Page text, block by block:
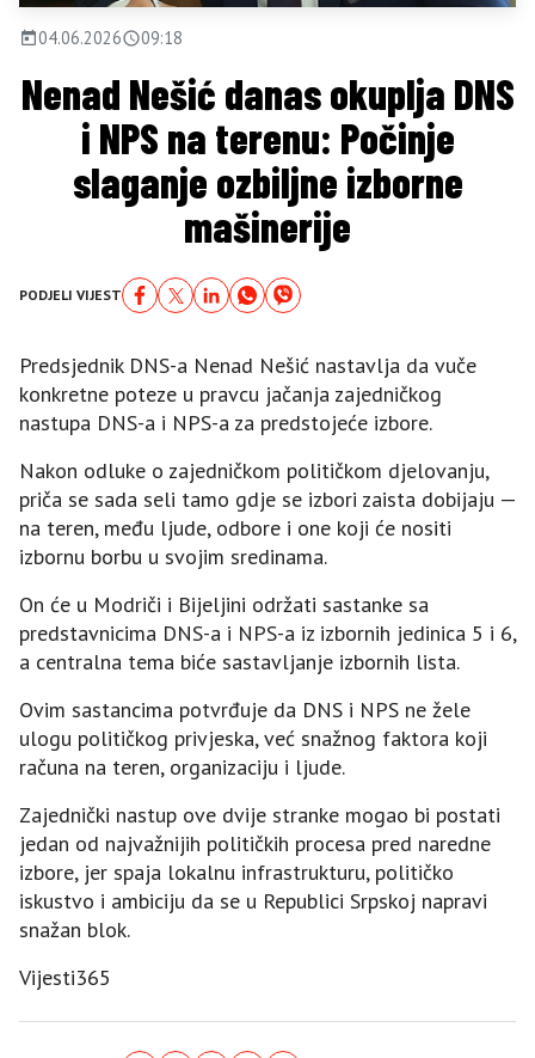
04.06.2026 09:18
Nenad Nešić danas okuplja DNS
i NPS na terenu: Počinje
slaganje ozbiljne izborne
mašinerije
PODJELI VIJEST
Predsjednik DNS-a Nenad Nešić nastavlja da vuče
konkretne poteze u pravcu jačanja zajedničkog
nastupa DNS-a i NPS-a za predstojeće izbore.
Nakon odluke o zajedničkom političkom djelovanju,
priča se sada seli tamo gdje se izbori zaista dobijaju —
na teren, među ljude, odbore i one koji će nositi
izbornu borbu u svojim sredinama.
On će u Modriči i Bijeljini održati sastanke sa
predstavnicima DNS-a i NPS-a iz izbornih jedinica 5 i 6,
a centralna tema biće sastavljanje izbornih lista.
Ovim sastancima potvrđuje da DNS i NPS ne žele
ulogu političkog privjeska, već snažnog faktora koji
računa na teren, organizaciju i ljude.
Zajednički nastup ove dvije stranke mogao bi postati
jedan od najvažnijih političkih procesa pred naredne
izbore, jer spaja lokalnu infrastrukturu, političko
iskustvo i ambiciju da se u Republici Srpskoj napravi
snažan blok.
Vijesti365